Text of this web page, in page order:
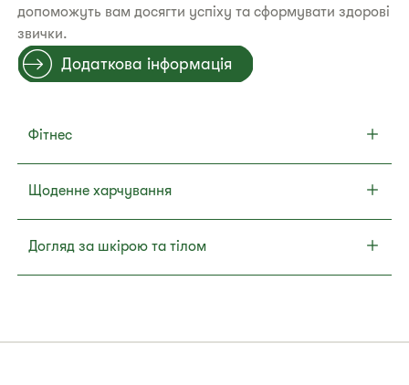
допоможуть вам досягти успіху та сформувати здорові
звички.
Додаткова інформація
Фітнес
Щоденне харчування
Догляд за шкірою та тілом